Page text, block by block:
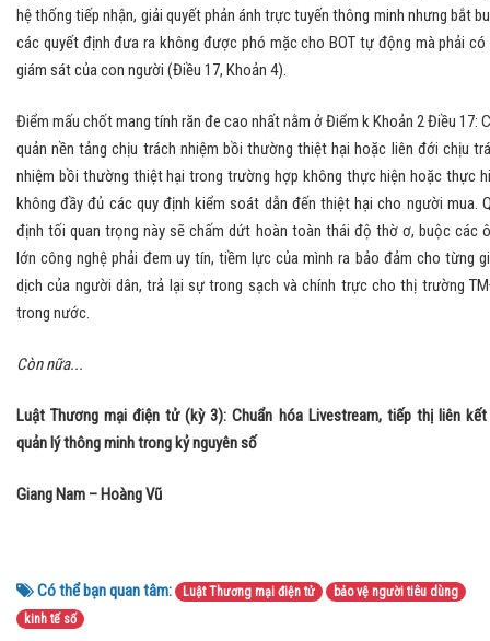
hệ thống tiếp nhận, giải quyết phản ánh trực tuyến thông minh nhưng bắt
các quyết định đưa ra không được phó mặc cho BOT tự động mà phải
giám sát của con người (Điều 17, Khoản 4).
​Điểm mấu chốt mang tính răn đe cao nhất nằm ở Điểm k Khoản 2 Điều 17:
quản nền tảng chịu trách nhiệm bồi thường thiệt hại hoặc liên đới chịu
nhiệm bồi thường thiệt hại trong trường hợp không thực hiện hoặc thực
không đầy đủ các quy định kiểm soát dẫn đến thiệt hại cho người mua.
định tối quan trọng này sẽ chấm dứt hoàn toàn thái độ thờ ơ, buộc các
lớn công nghệ phải đem uy tín, tiềm lực của mình ra bảo đảm cho từng
dịch của người dân, trả lại sự trong sạch và chính trực cho thị trường
trong nước.
Còn nữa...
Luật Thương mại điện tử (kỳ 3): Chuẩn hóa Livestream, tiếp thị liên kết
quản lý thông minh trong kỷ nguyên số
Giang Nam – Hoàng Vũ
Có thể bạn quan tâm: Luật Thương mại điện tử
bảo vệ người tiêu dùng
kinh tế số